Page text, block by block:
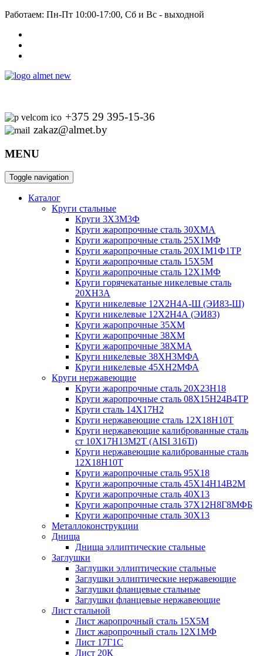
Работаем: Пн-Пт 10:00-17:00, Сб и Вс - выходной
+375 29 395-15-36
zakaz@almet.by
MENU
Toggle navigation
Каталог
Круги стальные
Круги 3Х3М3Ф
Круги жаропрочные сталь 30ХМА
Круги жаропрочные сталь 25Х1МФ
Круги жаропрочные сталь 20Х1М1Ф1ТР
Круги жаропрочные сталь 15Х5М
Круги жаропрочные сталь 12Х1МФ
Круги горячекатаные никелевые сталь
20ХН3А
Круги никелевые 12Х2Н4А-Ш (ЭИ83-Ш)
Круги никелевые 12Х2Н4А (ЭИ83)
Круги жаропрочные 35ХМ
Круги жаропрочные 38ХМ
Круги жаропрочные 38ХМА
Круги никелевые 38XH3MФА
Круги никелевые 45ХН2МФА
Круги нержавеющие
Круги жаропрочные сталь 20Х23Н18
Круги жаропрочные сталь 08Х15Н24В4ТР
Круги сталь 14Х17Н2
Круги нержавеющие сталь 12Х18Н10Т
Круги нержавеющие калиброванные сталь
ст 10Х17Н13М2Т (AISI 316Ti)
Круги нержавеющие калиброванные сталь
12Х18Н10Т
Круги жаропрочные сталь 95Х18
Круги жаропрочные сталь 45Х14Н14В2М
Круги жаропрочные сталь 40Х13
Круги жаропрочные сталь 37Х12Н8Г8МФБ
Круги жаропрочные сталь 30Х13
Металлоконструкции
Днища
Днища эллиптические стальные
Заглушки
Заглушки эллиптические стальные
Заглушки эллиптические нержавеющие
Заглушки фланцевые стальные
Заглушки фланцевые нержавеющие
Лист стальной
Лист жаропрочный сталь 15Х5М
Лист жаропрочный сталь 12Х1МФ
Лист 17Г1С
Лист 20К